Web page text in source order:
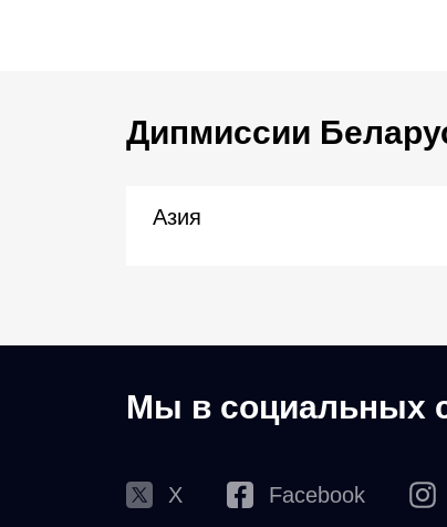
Дипмиссии
Азия
Мы в социальных
X Facebook